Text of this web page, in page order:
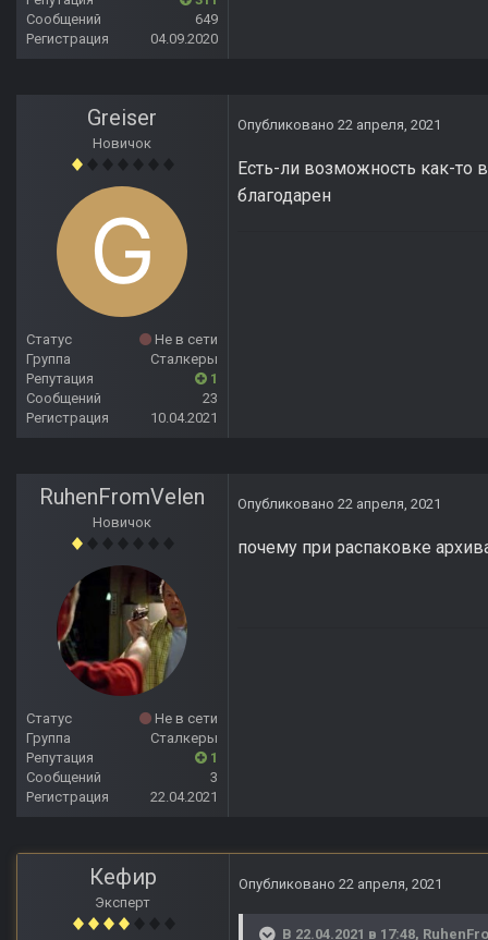
Сообщений
649
Регистрация
04.09.2020
Greiser
Новичок
Статус
Не в сети
Группа
Сталкеры
Репутация
1
Сообщений
23
Регистрация
10.04.2021
Опубликовано 22 апреля, 2021
Есть-ли возможность как-то
благодарен
RuhenFromVelen
Новичок
Статус
Не в сети
Группа
Сталкеры
Репутация
1
Сообщений
3
Регистрация
22.04.2021
Опубликовано 22 апреля, 2021
почему при распаковке
Кефир
Эксперт
Опубликовано 22 апреля, 2021
В 22.04.2021 в 17:48,